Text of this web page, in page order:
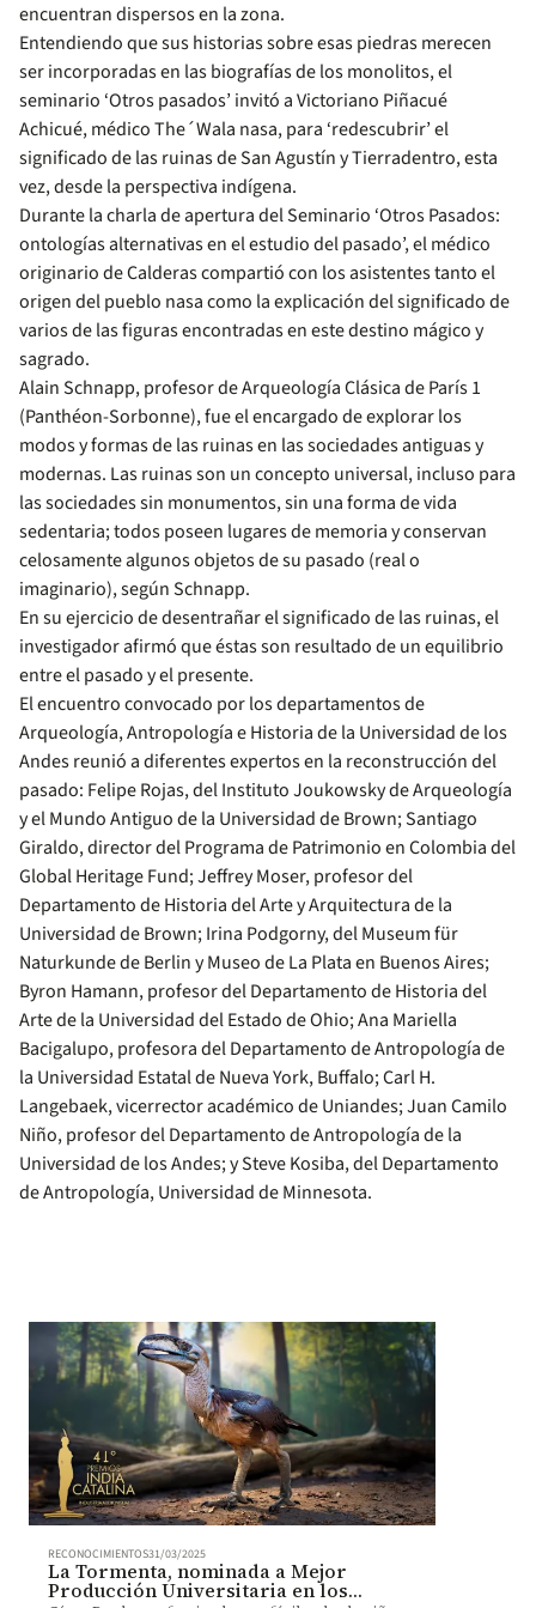
encuentran dispersos en la zona.
Entendiendo que sus historias sobre esas piedras merecen
ser incorporadas en las biografías de los monolitos, el
seminario ‘Otros pasados’ invitó a Victoriano Piñacué
Achicué, médico The´Wala nasa, para ‘redescubrir’ el
significado de las ruinas de San Agustín y Tierradentro, esta
vez, desde la perspectiva indígena.
Durante la charla de apertura del Seminario ‘Otros Pasados:
ontologías alternativas en el estudio del pasado’, el médico
originario de Calderas compartió con los asistentes tanto el
origen del pueblo nasa como la explicación del significado de
varios de las figuras encontradas en este destino mágico y
sagrado.
Alain Schnapp, profesor de Arqueología Clásica de París 1
(Panthéon-Sorbonne), fue el encargado de explorar los
modos y formas de las ruinas en las sociedades antiguas y
modernas. Las ruinas son un concepto universal, incluso para
las sociedades sin monumentos, sin una forma de vida
sedentaria; todos poseen lugares de memoria y conservan
celosamente algunos objetos de su pasado (real o
imaginario), según Schnapp.
En su ejercicio de desentrañar el significado de las ruinas, el
investigador afirmó que éstas son resultado de un equilibrio
entre el pasado y el presente.
El encuentro convocado por los departamentos de
Arqueología, Antropología e Historia de la Universidad de los
Andes reunió a diferentes expertos en la reconstrucción del
pasado: Felipe Rojas, del Instituto Joukowsky de Arqueología
y el Mundo Antiguo de la Universidad de Brown; Santiago
Giraldo, director del Programa de Patrimonio en Colombia del
Global Heritage Fund; Jeffrey Moser, profesor del
Departamento de Historia del Arte y Arquitectura de la
Universidad de Brown; Irina Podgorny, del Museum für
Naturkunde de Berlin y Museo de La Plata en Buenos Aires;
Byron Hamann, profesor del Departamento de Historia del
Arte de la Universidad del Estado de Ohio; Ana Mariella
Bacigalupo, profesora del Departamento de Antropología de
la Universidad Estatal de Nueva York, Buffalo; Carl H.
Langebaek, vicerrector académico de Uniandes; Juan Camilo
Niño, profesor del Departamento de Antropología de la
Universidad de los Andes; y Steve Kosiba, del Departamento
de Antropología, Universidad de Minnesota.
RECONOCIMIENTOS31/03/2025
La Tormenta, nominada a Mejor
Producción Universitaria en los